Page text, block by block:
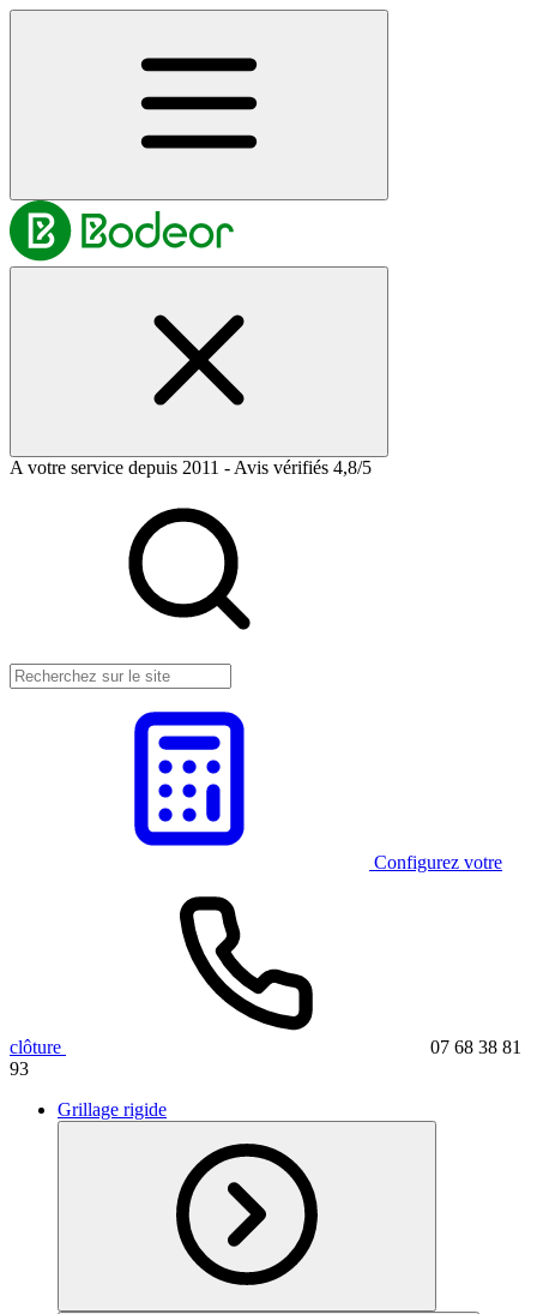
A votre service depuis 2011 - Avis vérifiés 4,8/5
Configurez votre
clôture
07 68 38 81
93
Grillage rigide